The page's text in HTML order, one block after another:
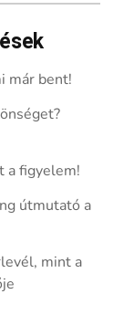
már bent!
a figyelem!
útmutató a
mint a